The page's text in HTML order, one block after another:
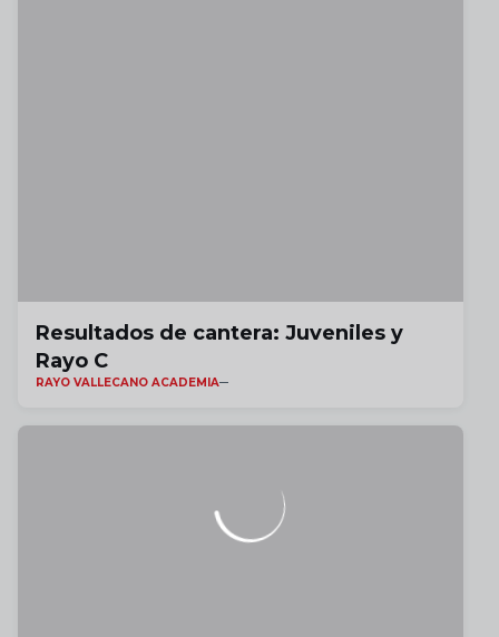
Resultados de cantera: Juveniles y
Rayo C
RAYO VALLECANO ACADEMIA